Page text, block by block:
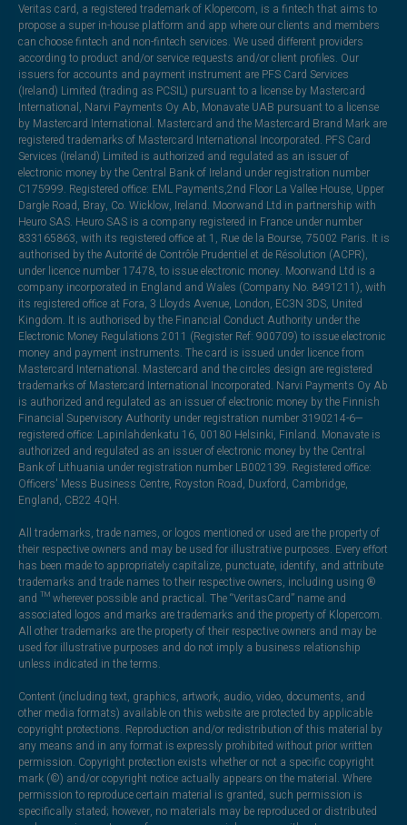
Veritas card, a registered trademark of Klopercom, is a fintech that aims to
propose a super in-house platform and app where our clients and members
can choose fintech and non-fintech services. We used different providers
according to product and/or service requests and/or client profiles. Our
issuers for accounts and payment instrument are PFS Card Services
(Ireland) Limited (trading as PCSIL) pursuant to a license by Mastercard
International, Narvi Payments Oy Ab, Monavate UAB pursuant to a license
by Mastercard International. Mastercard and the Mastercard Brand Mark are
registered trademarks of Mastercard International Incorporated. PFS Card
Services (Ireland) Limited is authorized and regulated as an issuer of
electronic money by the Central Bank of Ireland under registration number
C175999. Registered office: EML Payments,2nd Floor La Vallee House, Upper
Dargle Road, Bray, Co. Wicklow, Ireland. Moorwand Ltd in partnership with
Heuro SAS. Heuro SAS is a company registered in France under number
833165863, with its registered office at 1, Rue de la Bourse, 75002 Paris. It is
authorised by the Autorité de Contrôle Prudentiel et de Résolution (ACPR),
under licence number 17478, to issue electronic money. Moorwand Ltd is a
company incorporated in England and Wales (Company No. 8491211), with
its registered office at Fora, 3 Lloyds Avenue, London, EC3N 3DS, United
Kingdom. It is authorised by the Financial Conduct Authority under the
Electronic Money Regulations 2011 (Register Ref: 900709) to issue electronic
money and payment instruments. The card is issued under licence from
Mastercard International. Mastercard and the circles design are registered
trademarks of Mastercard International Incorporated. Narvi Payments Oy Ab
is authorized and regulated as an issuer of electronic money by the Finnish
Financial Supervisory Authority under registration number 3190214-6—
registered office: Lapinlahdenkatu 16, 00180 Helsinki, Finland. Monavate is
authorized and regulated as an issuer of electronic money by the Central
Bank of Lithuania under registration number LB002139. Registered office:
Officers' Mess Business Centre, Royston Road, Duxford, Cambridge,
England, CB22 4QH.
All trademarks, trade names, or logos mentioned or used are the property of
their respective owners and may be used for illustrative purposes. Every effort
has been made to appropriately capitalize, punctuate, identify, and attribute
trademarks and trade names to their respective owners, including using ®
and ™ wherever possible and practical. The “VeritasCard” name and
associated logos and marks are trademarks and the property of Klopercom.
All other trademarks are the property of their respective owners and may be
used for illustrative purposes and do not imply a business relationship
unless indicated in the terms.
Content (including text, graphics, artwork, audio, video, documents, and
other media formats) available on this website are protected by applicable
copyright protections. Reproduction and/or redistribution of this material by
any means and in any format is expressly prohibited without prior written
permission. Copyright protection exists whether or not a specific copyright
mark (©) and/or copyright notice actually appears on the material. Where
permission to reproduce certain material is granted, such permission is
specifically stated; however, no materials may be reproduced or distributed